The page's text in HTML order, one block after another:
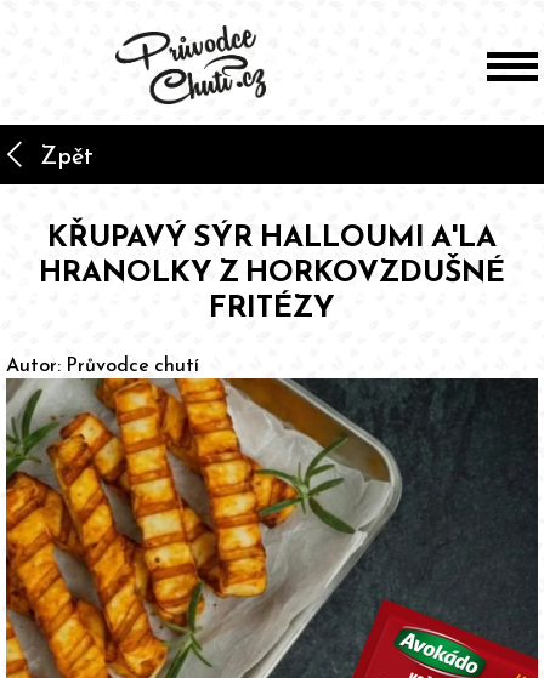
arrow_back_ios Zpět
KŘUPAVÝ SÝR HALLOUMI A'LA
HRANOLKY Z HORKOVZDUŠNÉ
FRITÉZY
Autor: Průvodce chutí